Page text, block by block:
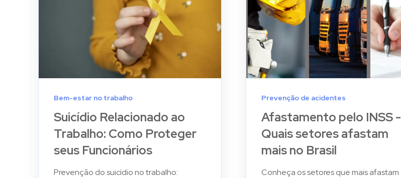
Bem-estar no trabalho
Suicídio Relacionado ao
Trabalho: Como Proteger
seus Funcionários
Prevenção do suicídio no trabalho:
Prevenção de acidentes
Afastamento pelo INSS -
Quais setores afastam
mais no Brasil
Conheça os setores que mais afastam